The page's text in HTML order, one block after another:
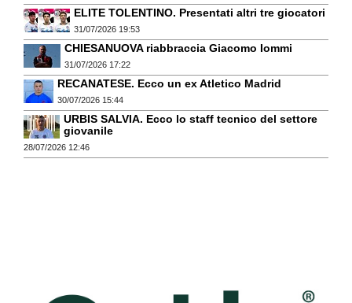
ELITE TOLENTINO. Presentati altri tre giocatori
31/07/2026 19:53
CHIESANUOVA riabbraccia Giacomo Iommi
31/07/2026 17:22
RECANATESE. Ecco un ex Atletico Madrid
30/07/2026 15:44
URBIS SALVIA. Ecco lo staff tecnico del settore
giovanile
28/07/2026 12:46